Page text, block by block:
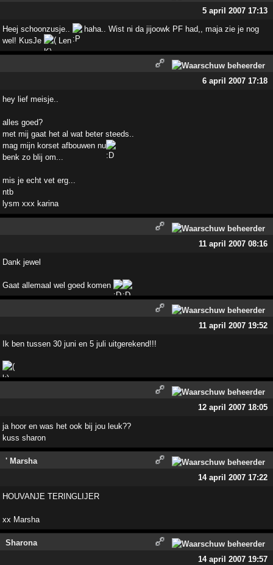
5 april 2007 17:13
Heej schoonzusje..
haha.. Wist ni da jijoowk PF had,, maja zie je nog
wel! KusJe
Len
6 april 2007 17:18
hey lief meisje..
alles goed?
met mij gaat het al wat beter steeds..
mag mijn korset afbouwen nu
benk zo blij om...
mis je echt vet erg...
ntb
lysm xxx karina
11 april 2007 08:16
Dank jewel
Gaat allemaal wel goed komen
11 april 2007 19:52
Ik ben tussen 30 juni en 5 juli uitgerekend!!!
12 april 2007 18:05
ja hoor en was het ook bij jou leuk??
kuss sharon
' Marsha
14 april 2007 17:22
HOUVANJE TERINGLIJER
xx Marsha
Sharona
14 april 2007 19:57